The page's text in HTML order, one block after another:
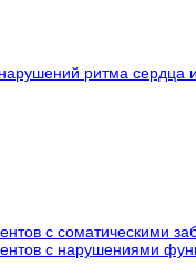
ритма сердца
с соматическими
с нарушениями